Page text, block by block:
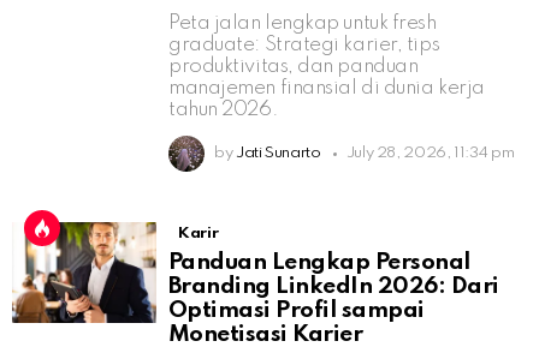
Peta jalan lengkap untuk fresh
graduate: Strategi karier, tips
produktivitas, dan panduan
manajemen finansial di dunia kerja
tahun 2026.
by Jati Sunarto July 28, 2026, 11:34 pm
Karir
Panduan Lengkap Personal
Branding LinkedIn 2026: Dari
Optimasi Profil sampai
Monetisasi Karier